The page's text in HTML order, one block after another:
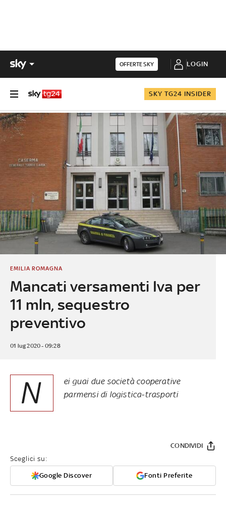
OFFERTE SKY LOGIN
SKY TG24 INSIDER
Mancati versamenti Iva per
11 mln, sequestro
preventivo
EMILIA ROMAGNA
01 lug 2020 - 09:28
N
ei guai due società cooperative
parmensi di logistica-trasporti
Sceglici su:
Google Discover Fonti Preferite
CONDIVIDI